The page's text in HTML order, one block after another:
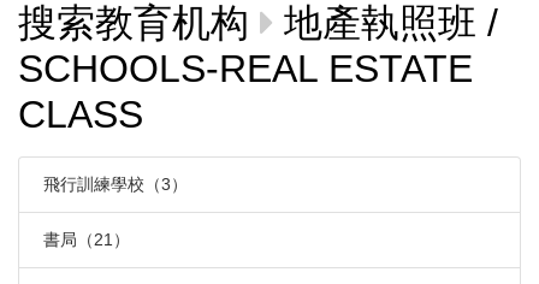
搜索教育机构
地產執照班 /
SCHOOLS-REAL ESTATE
CLASS
飛行訓練學校（3）
書局（21）